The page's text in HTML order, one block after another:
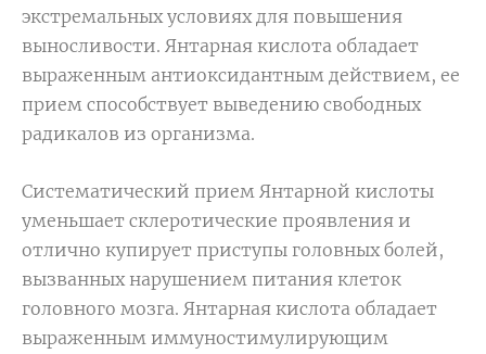
экстремальных условиях для повышения
выносливости. Янтарная кислота обладает
выраженным aнтиоксидантным действием, ее
прием способствует выведению свободных
радикалов из организма.
Систематический прием Янтарной кислоты
уменьшает склеротические проявления и
отлично купирует приступы головных болей,
вызванных нарушением питания клеток
головного мозга. Янтарная кислота обладает
выраженным иммуностимулирующим